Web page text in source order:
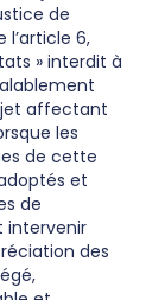
de
l’article 6,
» interdit à
affectant
les
de cette
et
de
intervenir
des